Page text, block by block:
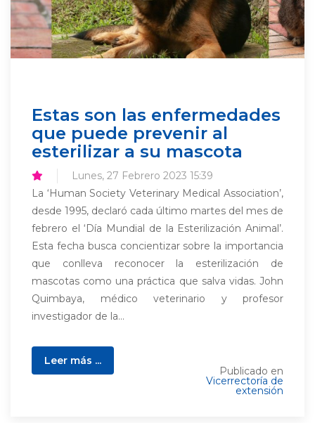
Estas son las enfermedades
que puede prevenir al
esterilizar a su mascota
Lunes, 27 Febrero 2023 15:39
La ‘Human Society Veterinary Medical Association’,
desde 1995, declaró cada último martes del mes de
febrero el ‘Día Mundial de la Esterilización Animal’.
Esta fecha busca concientizar sobre la importancia
que conlleva reconocer la esterilización de
mascotas como una práctica que salva vidas. John
Quimbaya, médico veterinario y profesor
investigador de la...
Leer más ...
Publicado en
Vicerrectoría de
extensión